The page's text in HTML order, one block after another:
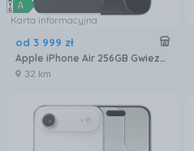
Karta informacyjna
od 3 999 zł
Apple iPhone Air 256GB Gwiezdna czerń
32 km